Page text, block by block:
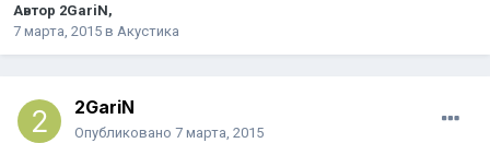
Автор 2GariN,
7 марта, 2015 в Акустика
2GariN
Опубликовано 7 марта, 2015